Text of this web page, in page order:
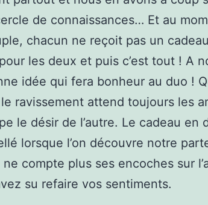
de connaissances… Et au
chacun ne reçoit pas un
les deux et puis c’est tout ! A
idée qui fera bonheur au duo !
ravissement attend toujours les
le désir de l’autre. Le cadeau en
lorsque l’on découvre notre
compte plus ses encoches sur
su refaire vos sentiments.